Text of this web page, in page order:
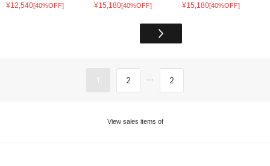
¥12,540[40%OFF]
¥15,180[40%OFF]
¥15,180[40%OFF]
1 2 ... 2
View sales items of